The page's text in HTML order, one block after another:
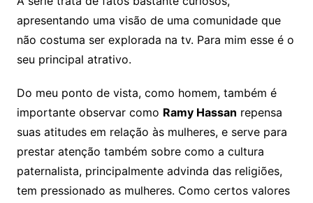
apresentando uma visão de uma comunidade que
não costuma ser explorada na tv. Para mim esse é o
seu principal atrativo.
Do meu ponto de vista, como homem, também é
importante observar como Ramy Hassan repensa
suas atitudes em relação às mulheres, e serve para
prestar atenção também sobre como a cultura
paternalista, principalmente advinda das religiões,
tem pressionado as mulheres. Como certos valores